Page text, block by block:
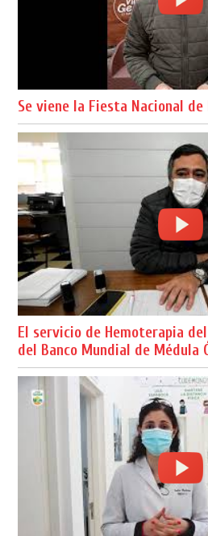
Se viene la Fiesta Nacional
El servicio de Hemoterapia
del Banco Mundial de Médula